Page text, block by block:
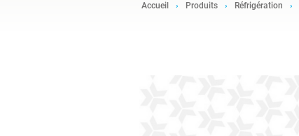
Accueil Produits Réfrigération